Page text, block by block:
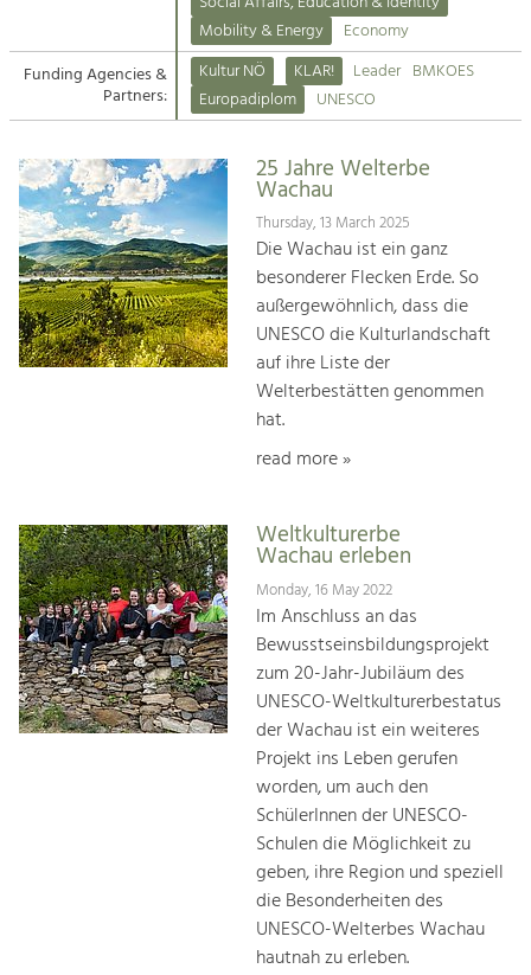
Suche
Impressum
Kontakt
Tourism
Offer Development and Positioning
Art & Culture
Crafts, Science and Research.
Social Affairs, Education
& Identity
Equality, Youth and Integration.
Climate Change, Public Transport and
Increase in Regional Value Added.
Mobility & Energy
Economy
Funding Agencies &
Partners:
Kultur NÖ KLAR! Leader BMKOES
Europadiplom
UNESCO
25 Jahre Welterbe
Wachau
Thursday, 13 March 2025
Die Wachau ist ein ganz
besonderer Flecken Erde. So
außergewöhnlich, dass die
UNESCO die Kulturlandschaft
auf ihre Liste der
Welterbestätten genommen
hat.
read more »
Weltkulturerbe
Wachau erleben
Monday, 16 May 2022
Im Anschluss an das
Bewusstseinsbildungsprojekt
zum 20-Jahr-Jubiläum des
UNESCO-Weltkulturerbestatus
der Wachau ist ein weiteres
Projekt ins Leben gerufen
worden, um auch den
SchülerInnen der UNESCO-
Schulen die Möglichkeit zu
geben, ihre Region und speziell
die Besonderheiten des
UNESCO-Welterbes Wachau
hautnah zu erleben.